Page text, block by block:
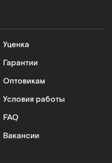
Уценка
Гарантии
Оптовикам
Условия работы
FAQ
Вакансии